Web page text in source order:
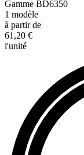
Gamme BD6350
1 modèle
à partir de
61,20 €
l'unité